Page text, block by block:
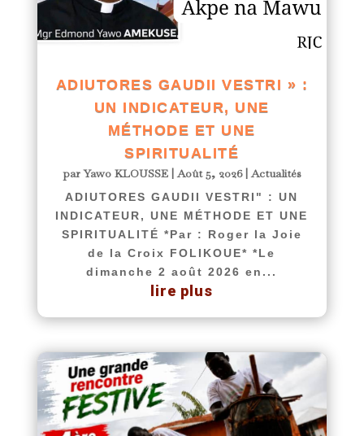
ADIUTORES GAUDII VESTRI » :
UN INDICATEUR, UNE
MÉTHODE ET UNE
SPIRITUALITÉ
parYawo KLOUSSE|Août 5, 2026|Actualités
ADIUTORES GAUDII VESTRI" : UN
INDICATEUR, UNE MÉTHODE ET UNE
SPIRITUALITÉ *Par : Roger la Joie
de la Croix FOLIKOUE* *Le
dimanche 2 août 2026 en...
lire plus